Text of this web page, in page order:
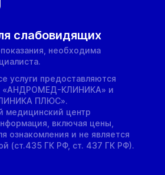
слабовидящих
необходима
услуги предоставляются
«АНДРОМЕД-КЛИНИКА» и
ПЛЮС».
медицинский центр
включая цены,
ознакомления и не является
(ст.435 ГК РФ, cт. 437 ГК РФ).